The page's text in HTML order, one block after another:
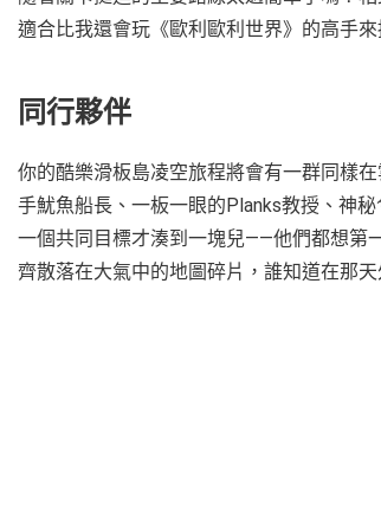
適合比我還會玩《歐利歐利世界》的高手
同行夥伴
你的酷樂滑板島凌空旅程將會有一群同樣
手魷魚船長、一板一眼的Planks教授、神
一個共同目標才湊到一塊兒——他們都想第
齊散落在大氣中的地圖碎片，誰知道在那